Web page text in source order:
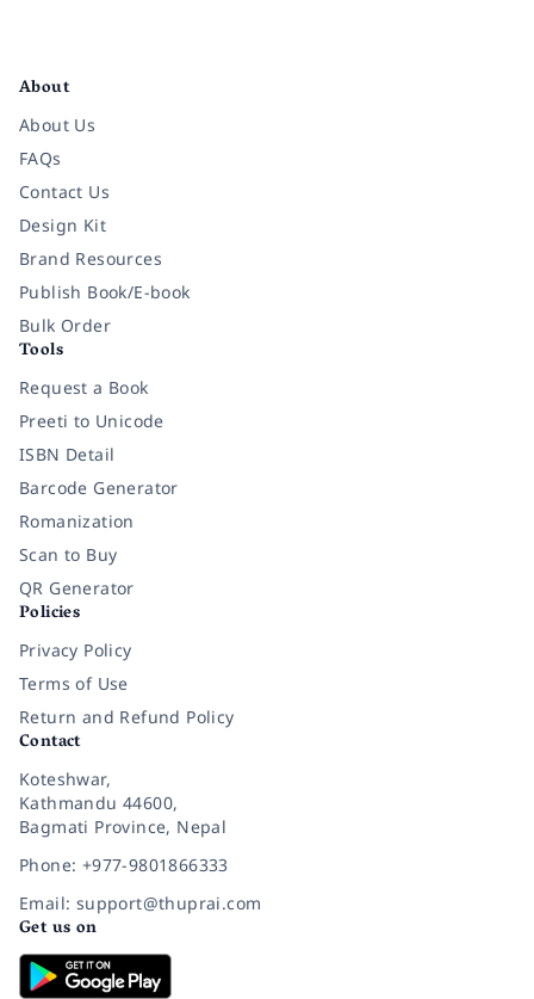
About
About Us
FAQs
Contact Us
Design Kit
Brand Resources
Publish Book/E-book
Bulk Order
Tools
Request a Book
Preeti to Unicode
ISBN Detail
Barcode Generator
Romanization
Scan to Buy
QR Generator
Policies
Privacy Policy
Terms of Use
Return and Refund Policy
Contact
Koteshwar,
Kathmandu 44600,
Bagmati Province, Nepal
Phone: +977-9801866333
Email: support@thuprai.com
Get us on